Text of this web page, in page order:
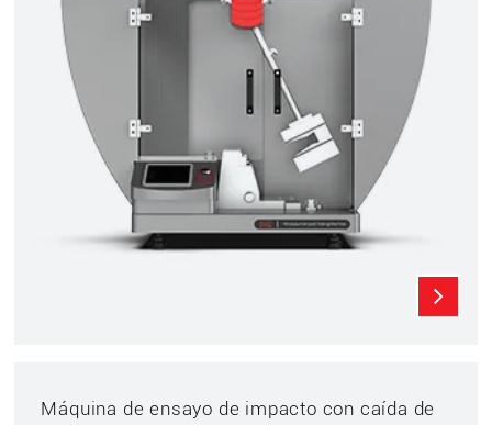
Máquina de ensayo de impacto con caída de